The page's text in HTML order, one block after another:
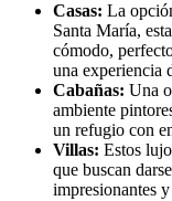
Casas: La
Santa María,
cómodo,
una experiencia
Cabañas: Una
ambiente
un refugio con
Villas: Estos
que buscan
impresionantes